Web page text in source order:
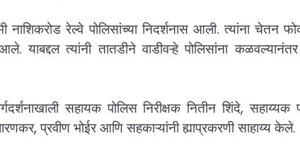
नाशिकरोड रेल्वे पोलिसांच्या निदर्शनास आली. त्यांना चेतन
याबद्दल त्यांनी तातडीने वाडीवऱ्हे पोलिसांना
सहायक पोलिस निरीक्षक नितीन शिंदे, सहाय्यक
प्रवीण भोईर आणि सहकाऱ्यांनी ह्याप्रकरणी साहाय्य केले.